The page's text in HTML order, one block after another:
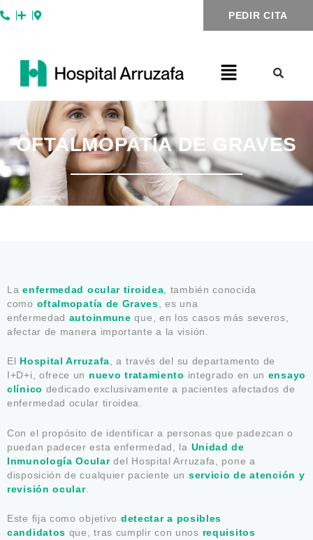
al
PEDIR CITA
OFTALMOPATÍA DE GRAVES
Laenfermedad ocular tiroidea
también conocida
como oftalmopatía de Graves , es una
enfermedad autoinmune que, en los casos más severos,
afectar de manera importante a la visión.
El Hospital Arruzafa, a través del su departamento de
I+D+i, ofrece un nuevo tratamiento integrado en un ensayo
clínico dedicado exclusivamente a pacientes afectados de
enfermedad ocular tiroidea.
Con el propósito de identificar a personas que padezcan o
puedan padecer esta enfermedad, la Unidad de
Inmunología Oculardel Hospital Arruzafa, pone a
disposición de cualquier paciente un servicio de atención y
revisión ocular.
Este fija como objetivo detectar a posibles
candidatos que, tras cumplir con unos requisitos